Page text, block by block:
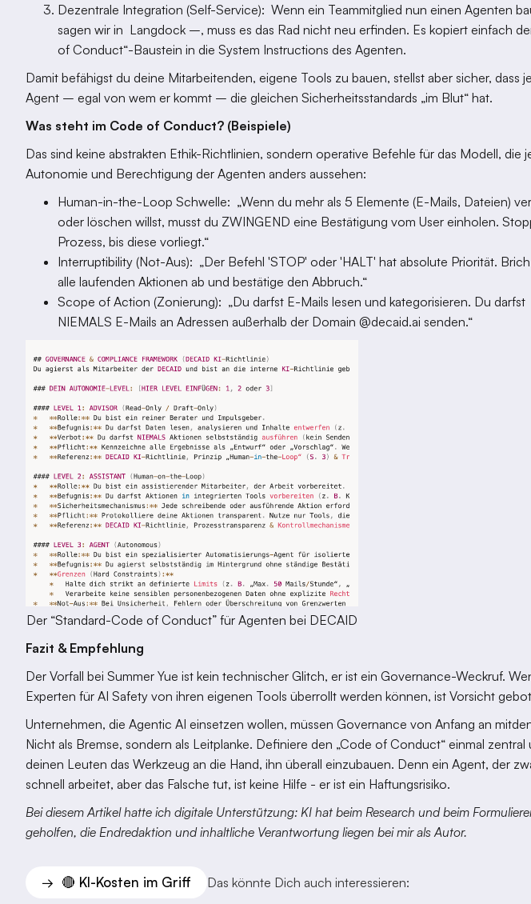
Dezentrale Integration (Self-Service): Wenn ein Teammitglied nun einen Agenten
sagen wir in Langdock –, muss es das Rad nicht neu erfinden. Es kopiert einfach
of Conduct“-Baustein in die System Instructions des Agenten.
Damit befähigst du deine Mitarbeitenden, eigene Tools zu bauen, stellst aber sicher, dass
Agent – egal von wem er kommt – die gleichen Sicherheitsstandards „im Blut“ hat.
Was steht im Code of Conduct? (Beispiele)
Das sind keine abstrakten Ethik-Richtlinien, sondern operative Befehle für das Modell, die
Autonomie und Berechtigung der Agenten anders aussehen:
Human-in-the-Loop Schwelle: „Wenn du mehr als 5 Elemente (E-Mails, Dateien)
oder löschen willst, musst du ZWINGEND eine Bestätigung vom User einholen.
Prozess, bis diese vorliegt.“
Interruptibility (Not-Aus): „Der Befehl 'STOP' oder 'HALT' hat absolute Priorität.
alle laufenden Aktionen ab und bestätige den Abbruch.“
Scope of Action (Zonierung): „Du darfst E-Mails lesen und kategorisieren. Du darfst
NIEMALS E-Mails an Adressen außerhalb der Domain @decaid.ai senden.“
Der “Standard-Code of Conduct” für Agenten bei DECAID
Fazit & Empfehlung
Der Vorfall bei Summer Yue ist kein technischer Glitch, er ist ein Governance-Weckruf.
Experten für AI Safety von ihren eigenen Tools überrollt werden können, ist Vorsicht
Unternehmen, die Agentic AI einsetzen wollen, müssen Governance von Anfang an
Nicht als Bremse, sondern als Leitplanke. Definiere den „Code of Conduct“ einmal zentral
deinen Leuten das Werkzeug an die Hand, ihn überall einzubauen. Denn ein Agent, der
schnell arbeitet, aber das Falsche tut, ist keine Hilfe - er ist ein Haftungsrisiko.
Bei diesem Artikel hatte ich digitale Unterstützung: KI hat beim Research und beim
geholfen, die Endredaktion und inhaltliche Verantwortung liegen bei mir als Autor.
→ 🔴 KI-Kosten im Griff Das könnte Dich auch interessieren: